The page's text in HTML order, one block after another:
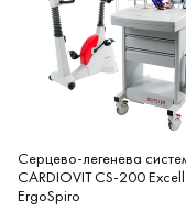
Серцево-легенева
CARDIOVIT CS-200
ErgoSpiro